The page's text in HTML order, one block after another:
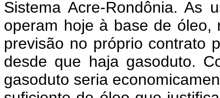
Sistema Acre-Rondônia. As
operam hoje à base de óleo,
previsão no próprio contrato
desde que haja gasoduto.
gasoduto seria